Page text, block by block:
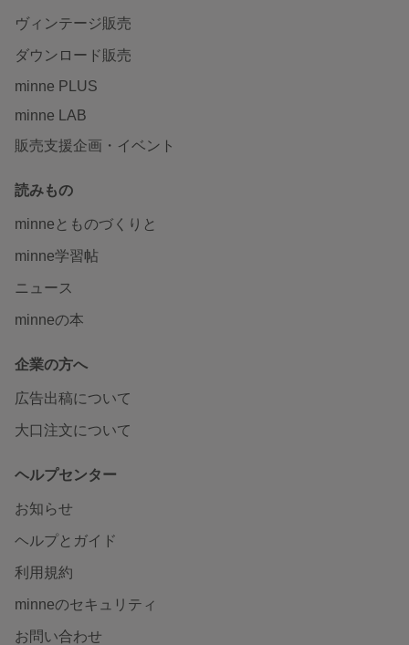
ヴィンテージ販売
ダウンロード販売
minne PLUS
minne LAB
販売支援企画・イベント
読みもの
minneとものづくりと
minne学習帖
ニュース
minneの本
企業の方へ
広告出稿について
大口注文について
ヘルプセンター
お知らせ
ヘルプとガイド
利用規約
minneのセキュリティ
お問い合わせ